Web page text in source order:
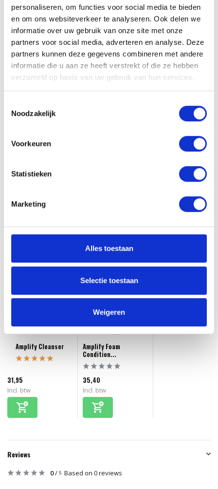
personaliseren, om functies voor social media te bieden
en om ons websiteverkeer te analyseren. Ook delen we
informatie over uw gebruik van onze site met onze
partners voor social media, adverteren en analyse. Deze
partners kunnen deze gegevens combineren met andere
informatie die u aan ze heeft verstrekt of die ze hebben
verzameld op basis van uw gebruik van hun services.
Noodzakelijk
Voorkeuren
Statistieken
Marketing
Alles toestaan
Selectie toestaan
Weigeren
volumineus oogt zonder hard aan te voelen.
Ingrediënten
Aqua (Water, Eau), Hydroxypropyl Starch, Glycerin, PEG-7 Glyceryl
Cocoate, Alcohol denat., Camellia Sinensis Leaf Extract, Citrus
Aurantifolia (Lime) Fruit Extract, Eucalyptus Globulus Leaf Extract,
Panthenol, Caffeine, Lactic Acid, PEG-40 Hydrogenated Castor Oil,
Stearamidopropyl Dimethylamine, Parfum (Fragrance), Propylene
Acetyloctahydronaphthalenes, Sodium Hydroxide, Limonene, Citrus
Aan verlanglijst toevoegen
Heb je een vraag?
Onze kappers helpen je graag verder!
Stuur ons een mailtje
Amplify Cleanser
31,95
Incl. btw
Amplify Foam
Condition...
35,40
Incl. btw
Reviews
0/ 5 Based on 0 reviews